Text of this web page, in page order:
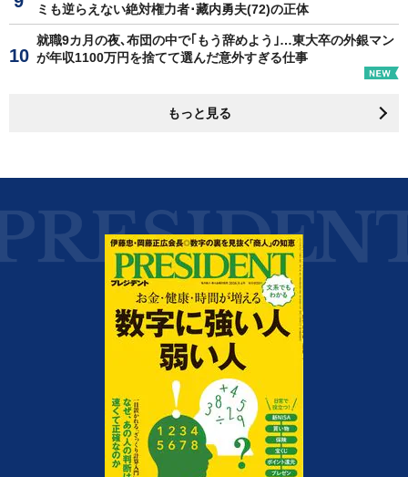
ミも逆らえない絶対権力者･藏内勇夫(72)の正体
就職9カ月の夜､布団の中で｢もう辞めよう｣…東大卒の外銀マン
が年収1100万円を捨てて選んだ意外すぎる仕事
もっと見る